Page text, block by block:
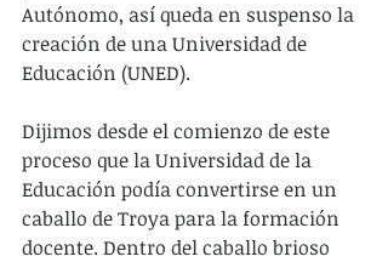
Autónomo, así queda en suspenso la
creación de una Universidad de
Educación (UNED).
Dijimos desde el comienzo de este
proceso que la Universidad de la
Educación podía convertirse en un
caballo de Troya para la formación
docente. Dentro del caballo brioso